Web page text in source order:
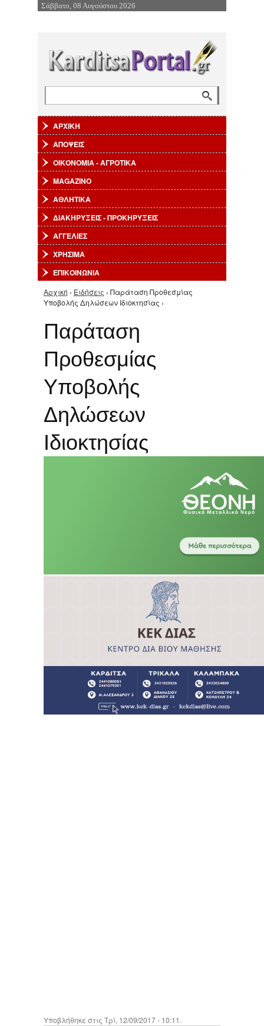
Επιστροφή στην Πλοήγηση
Σάββατο, 08 Αυγούστου 2026
ΑΡΧΙΚΗ
ΑΠΟΨΕΙΣ
ΟΙΚΟΝΟΜΙΑ - ΑΓΡΟΤΙΚΑ
MAGAZINO
ΑΘΛΗΤΙΚΑ
ΔΙΑΚΗΡΥΞΕΙΣ - ΠΡΟΚΗΡΥΞΕΙΣ
ΑΓΓΕΛΙΕΣ
ΧΡΗΣΙΜΑ
ΕΠΙΚΟΙΝΩΝΙΑ
Είστε εδώ
Αρχική › Ειδήσεις › Παράταση Προθεσμίας
Υποβολής Δηλώσεων Iδιοκτησίας ›
Παράταση
Προθεσμίας
Υποβολής
Δηλώσεων
Iδιοκτησίας
Υποβλήθηκε στις Τρί, 12/09/2017 - 10:11.